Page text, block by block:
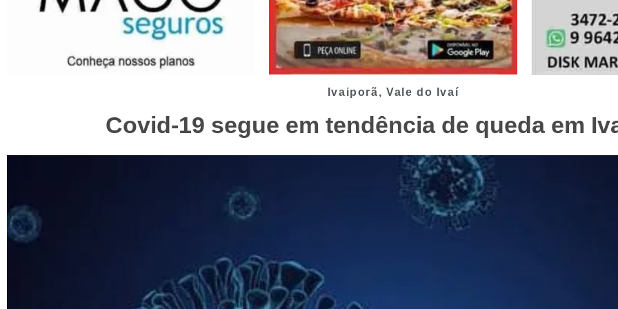
Ivaiporã, Vale do Ivaí
Covid-19 segue em tendência de queda em